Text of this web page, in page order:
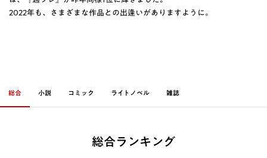
2022年も、さまざまな作品との出逢いがありますように。
総合 小説 コミック ライトノベル 雑誌
総合ランキング